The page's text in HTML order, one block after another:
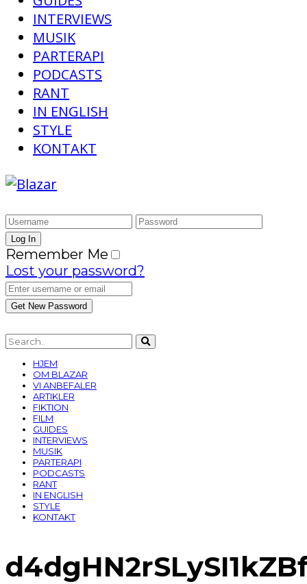
INTERVIEWS
MUSIK
PARTERAPI
PODCASTS
RANT
IN ENGLISH
STYLE
KONTAKT
Remember Me
Lost your password?
HJEM
OM BLAZAR
VI ANBEFALER
ARTIKLER
FIKTION
FILM
GUIDES
INTERVIEWS
MUSIK
PARTERAPI
PODCASTS
RANT
IN ENGLISH
STYLE
KONTAKT